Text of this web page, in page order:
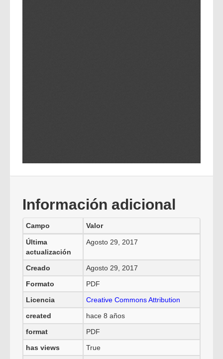
Información adicional
Campo Valor
Última
actualización
Agosto 29, 2017
Creado
Agosto 29, 2017
Formato
PDF
Licencia
Creative Commons Attribution
created
hace 8 años
format
PDF
has views
True